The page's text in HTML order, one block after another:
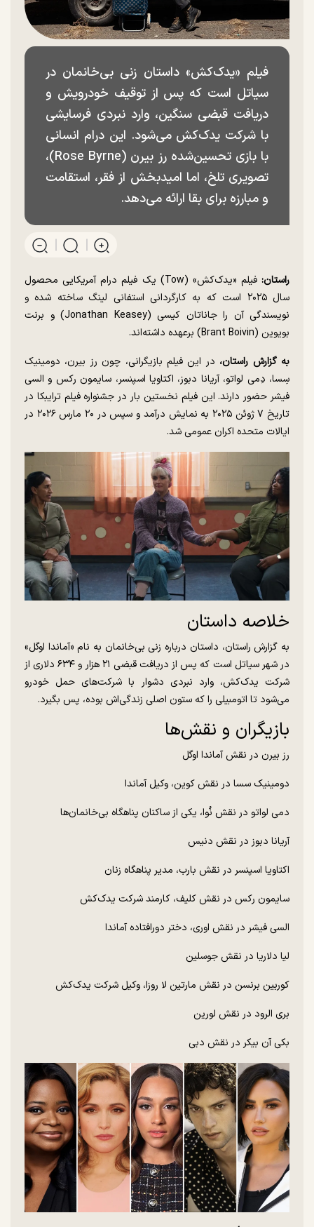
فیلم «یدک‌کش» داستان زنی بی‌خانمان در
سیاتل است که پس از توقیف خودرویش و
دریافت قبضی سنگین، وارد نبردی فرسایشی
با شرکت یدک‌کش می‌شود. این درام انسانی
با بازی تحسین‌شده رز بیرن (Rose Byrne)،
تصویری تلخ، اما امیدبخش از فقر، استقامت
و مبارزه برای بقا ارائه می‌دهد.
راستان:
فیلم «یدک‌کش» (Tow) یک فیلم درام آمریکایی محصول
سال ۲۰۲۵ است که به کارگردانی استفانی لینگ ساخته شده و
نویسندگی آن را جاناتان کیسی (Jonathan Keasey) و برنت
بویوین (Brant Boivin) برعهده داشته‌اند.
به گزارش راستان، در این فیلم بازیگرانی، چون رز بیرن، دومینیک
سِسا، دِمی لواتو، آریانا دبوز، اکتاویا اسپنسر، سایمون رکس و السی
فیشر حضور دارند. این فیلم نخستین بار در جشنواره فیلم ترایبکا در
تاریخ ۷ ژوئن ۲۰۲۵ به نمایش درآمد و سپس در ۲۰ مارس ۲۰۲۶ در
ایالات متحده اکران عمومی شد.
خلاصه داستان
به گزارش راستان، داستان درباره زنی بی‌خانمان به نام «آماندا اوگل»
در شهر سیاتل است که پس از دریافت قبضی ۲۱ هزار و ۶۳۴ دلاری از
شرکت یدک‌کش، وارد نبردی دشوار با شرکت‌های حمل خودرو
می‌شود تا اتومبیلی را که ستون اصلی زندگی‌اش بوده، پس بگیرد.
بازیگران و نقش‌ها
رز بیرن در نقش آماندا اوگل
دومینیک سسا در نقش کوین، وکیل آماندا
دمی لواتو در نقش نُوا، یکی از ساکنان پناهگاه بی‌خانمان‌ها
آریانا دبوز در نقش دنیس
اکتاویا اسپنسر در نقش بارب، مدیر پناهگاه زنان
سایمون رکس در نقش کلیف، کارمند شرکت یدک‌کش
السی فیشر در نقش اوری، دختر دورافتاده آماندا
لیا دلاریا در نقش جوسلین
کوربین برنسن در نقش مارتین لا روزا، وکیل شرکت یدک‌کش
بری الرود در نقش لورین
بکی آن بیکر در نقش دبی